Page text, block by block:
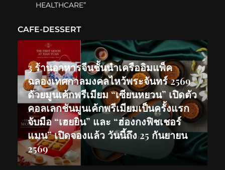
HEALTHCARE”
CAFE-DESSERT
3 ร้านอาหารจีนชั้นนำเครืออิมแพ็ค
ฉลองเทศกาลมงคลไหว้พระจันทร์ 2569
ด้วยมูนเค้กพรีเมียม “เซียนหยวน” เปิดตัว
คอลเลกชันมูนเค้กพรีเมียมเป็นครั้งแรก
จับมือ “เฮยยิน” และ “ฮ่องกงฟิชเชอร์
แมน” เปิดจองแล้ว วันนี้ถึง 25 กันยายน
2569